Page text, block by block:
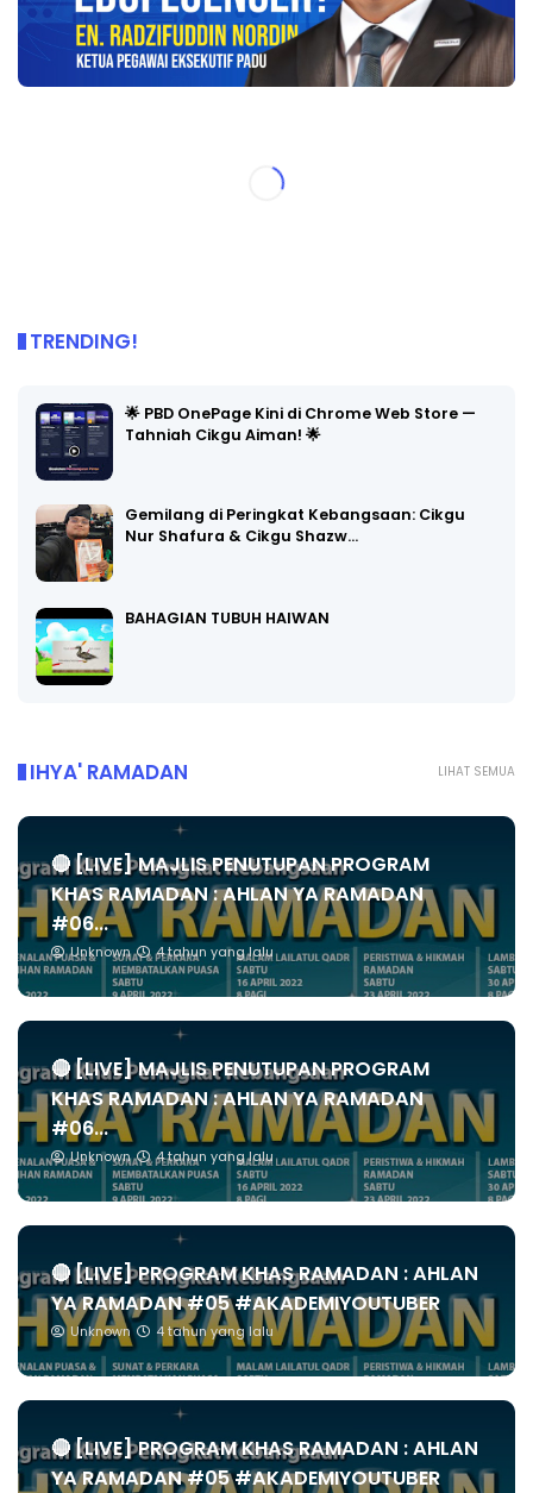
TRENDING!
🌟 PBD OnePage Kini di Chrome Web Store —
Tahniah Cikgu Aiman! 🌟
Gemilang di Peringkat Kebangsaan: Cikgu
Nur Shafura & Cikgu Shazw…
BAHAGIAN TUBUH HAIWAN
LIHAT SEMUA
IHYA' RAMADAN
🔴 [LIVE] MAJLIS PENUTUPAN PROGRAM
KHAS RAMADAN : AHLAN YA RAMADAN
#06...
Unknown 4 tahun yang lalu
🔴 [LIVE] MAJLIS PENUTUPAN PROGRAM
KHAS RAMADAN : AHLAN YA RAMADAN
#06...
Unknown 4 tahun yang lalu
🔴 [LIVE] PROGRAM KHAS RAMADAN : AHLAN
YA RAMADAN #05 #AKADEMIYOUTUBER
Unknown 4 tahun yang lalu
🔴 [LIVE] PROGRAM KHAS RAMADAN : AHLAN
YA RAMADAN #05 #AKADEMIYOUTUBER